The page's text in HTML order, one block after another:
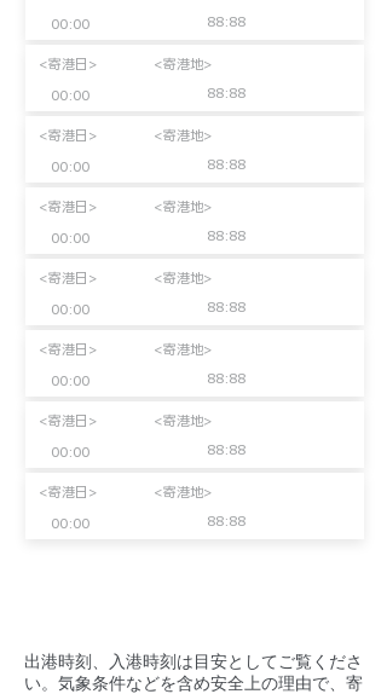
00:00 88:88
<寄港日>
00:00 88:88
<寄港地>
<寄港日>
00:00 88:88
<寄港地>
<寄港日>
00:00 88:88
<寄港地>
<寄港日>
00:00 88:88
<寄港地>
<寄港日>
00:00 88:88
<寄港地>
<寄港日>
00:00 88:88
<寄港地>
<寄港日>
00:00 88:88
<寄港地>
​出港時刻、入港時刻は目安としてご覧くださ
い。気象条件などを含め安全上の理由で、寄